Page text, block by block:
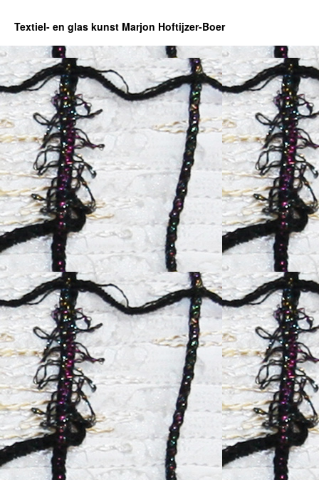
Textiel- en glas kunst Marjon Hoftijzer-Boer